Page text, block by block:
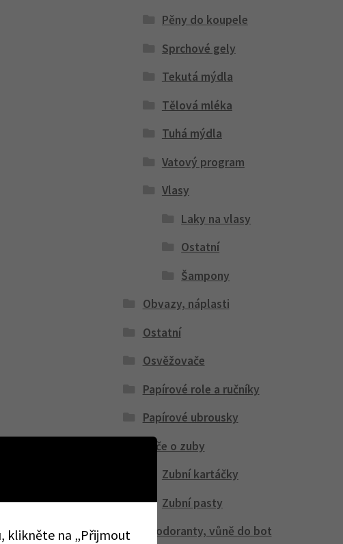
Pěny do koupele
Sprchové gely
Tekutá mýdla
Tělová mléka
Tuhá mýdla
Vatový program
Vlasy
Laky na vlasy
Ostatní
Šampony
Obvazy, náplasti
Ostatní
Osvěžovače
Papírové role a ručníky
Papírové ubrousky
Péče o zuby
Zubní kartáčky
Zubní pasty
Peodoranty, vůně do bot
klikněte na „Přijmout